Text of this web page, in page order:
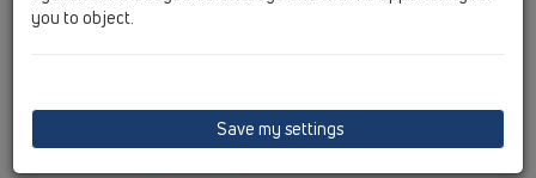
Tarpinė 109x88mm
Tarpinė 109x88mm
you to object.
Save my settings